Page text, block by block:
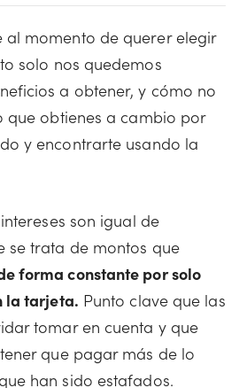
al momento de querer elegir
solo nos quedemos
a obtener, y cómo no
que obtienes a cambio por
y encontrarte usando la
son igual de
se trata de montos que
forma constante por solo
la tarjeta. Punto clave que las
tomar en cuenta y que
que pagar más de lo
han sido estafados.